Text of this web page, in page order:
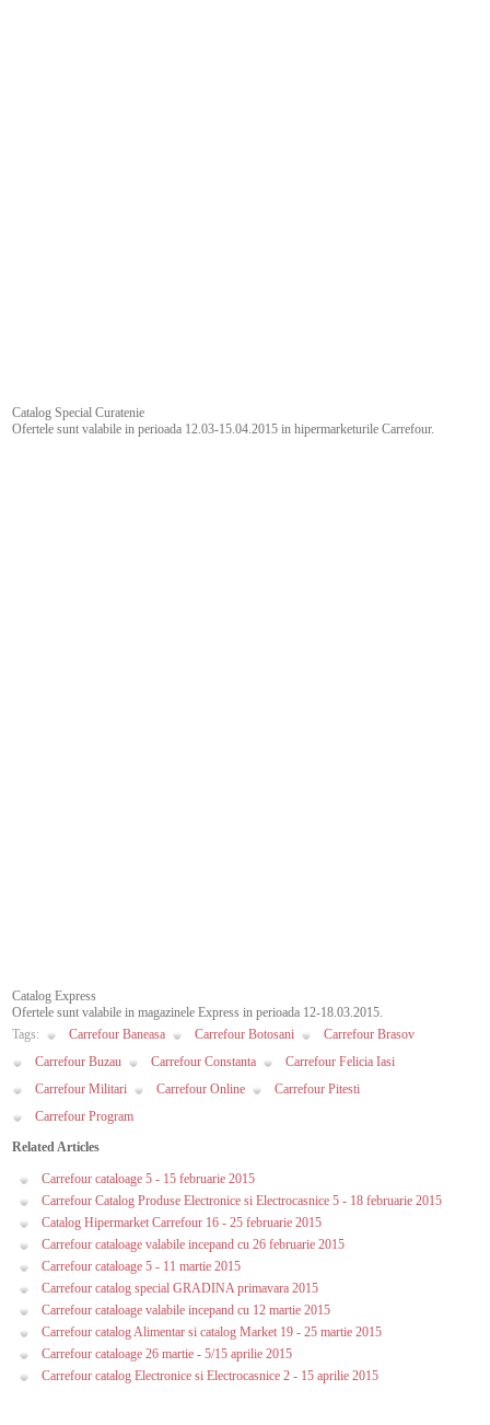
Catalog Special Curatenie
Ofertele sunt valabile in perioada 12.03-15.04.2015 in hipermarketurile Carrefour.
Catalog Express
Ofertele sunt valabile in magazinele Express in perioada 12-18.03.2015.
Tags:
Carrefour Baneasa Carrefour Botosani
Carrefour Brasov
Carrefour Buzau
Carrefour Constanta
Carrefour Felicia Iasi
Carrefour Militari
Carrefour Online
Carrefour Pitesti
Carrefour Program
Related Articles
Carrefour cataloage 5 - 15 februarie 2015
Carrefour Catalog Produse Electronice si Electrocasnice 5 - 18 februarie 2015
Catalog Hipermarket Carrefour 16 - 25 februarie 2015
Carrefour cataloage valabile incepand cu 26 februarie 2015
Carrefour cataloage 5 - 11 martie 2015
Carrefour catalog special GRADINA primavara 2015
Carrefour cataloage valabile incepand cu 12 martie 2015
Carrefour catalog Alimentar si catalog Market 19 - 25 martie 2015
Carrefour cataloage 26 martie - 5/15 aprilie 2015
Carrefour catalog Electronice si Electrocasnice 2 - 15 aprilie 2015